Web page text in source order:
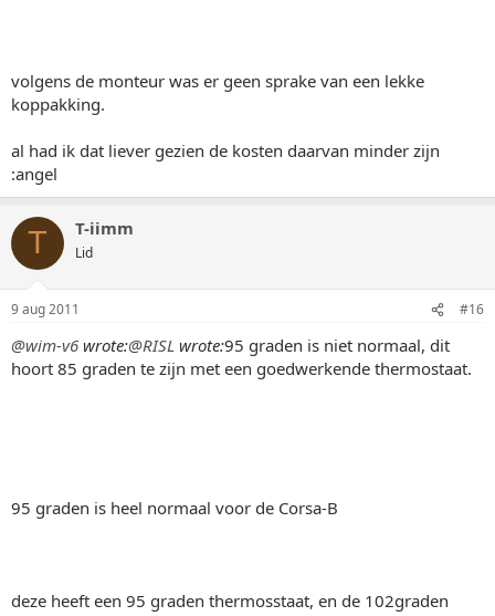
volgens de monteur was er geen sprake van een lekke
koppakking.
al had ik dat liever gezien de kosten daarvan minder zijn
:angel
T T-iimm
Lid
9 aug 2011 #16
@wim-v6 wrote:@RISL wrote:95 graden is niet normaal, dit
hoort 85 graden te zijn met een goedwerkende thermostaat.
95 graden is heel normaal voor de Corsa-B
deze heeft een 95 graden thermosstaat, en de 102graden